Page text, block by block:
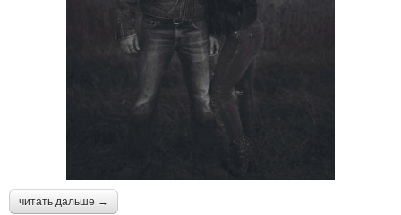
читать дальше →